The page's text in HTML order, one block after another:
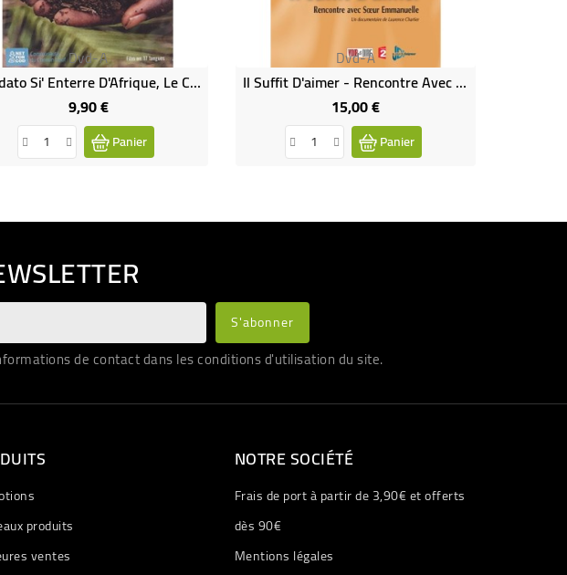
Dvd-A
Laudato Si' Enterre D'Afrique, Le Centre Songhaï
9,90 €Prix
Panier
Dvd-A
Il Suffit D'aimer - Rencontre Avec Soeur Emmanuelle
15,00 €Prix
Panier
de contact dans les conditions d'utilisation du site.
produits
ventes
NOTRE SOCIÉTÉ
Frais de port à partir de 3,90€ et offerts
dès 90€
Mentions légales